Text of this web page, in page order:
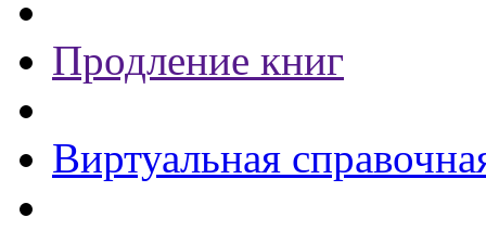
Продление книг
Виртуальная